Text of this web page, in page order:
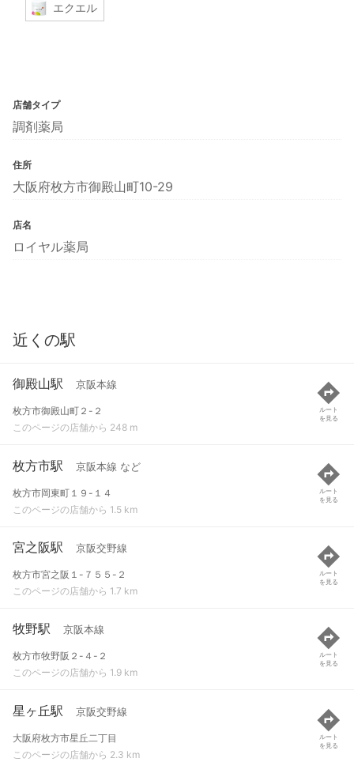
エクエル
店舗タイプ
調剤薬局
住所
大阪府枚方市御殿山町10-29
店名
ロイヤル薬局
近くの駅
御殿山駅 京阪本線
枚方市御殿山町２-２
このページの店舗から 248 m
ルート
を見る
枚方市駅 京阪本線 など
枚方市岡東町１９-１４
このページの店舗から 1.5 km
ルート
を見る
宮之阪駅 京阪交野線
枚方市宮之阪１-７５５-２
このページの店舗から 1.7 km
ルート
を見る
牧野駅 京阪本線
枚方市牧野阪２-４-２
このページの店舗から 1.9 km
ルート
を見る
星ヶ丘駅 京阪交野線
大阪府枚方市星丘二丁目
このページの店舗から 2.3 km
ルート
を見る